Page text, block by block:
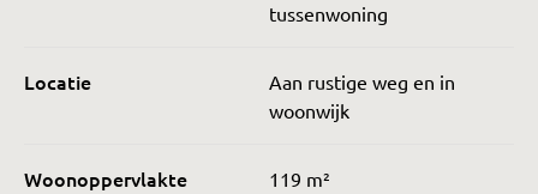
tussenwoning
Locatie
Aan rustige weg en in
woonwijk
Woonoppervlakte 119 m²